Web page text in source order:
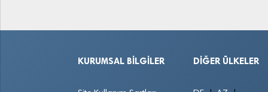
KURUMSAL BILGILER DIĞER ÜLKELER